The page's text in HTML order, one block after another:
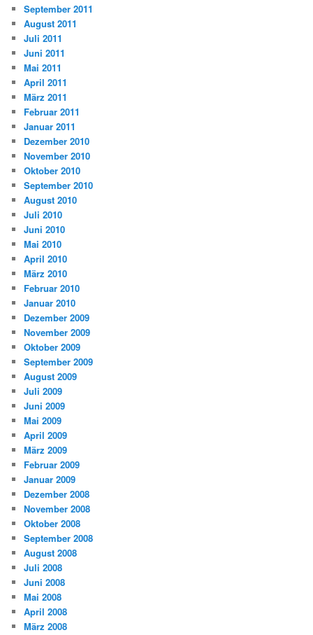
September 2011
August 2011
Juli 2011
Juni 2011
Mai 2011
April 2011
März 2011
Februar 2011
Januar 2011
Dezember 2010
November 2010
Oktober 2010
September 2010
August 2010
Juli 2010
Juni 2010
Mai 2010
April 2010
März 2010
Februar 2010
Januar 2010
Dezember 2009
November 2009
Oktober 2009
September 2009
August 2009
Juli 2009
Juni 2009
Mai 2009
April 2009
März 2009
Februar 2009
Januar 2009
Dezember 2008
November 2008
Oktober 2008
September 2008
August 2008
Juli 2008
Juni 2008
Mai 2008
April 2008
März 2008